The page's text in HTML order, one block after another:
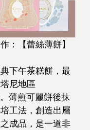
：【蕾絲薄餅】
下午茶糕餅，最
尼地區
薄煎可麗餅後抹
工法，創造出層
成品，是一道非